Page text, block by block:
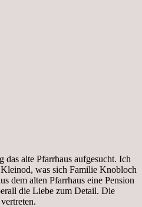
alte Pfarrhaus aufgesucht. Ich
was sich Familie Knobloch
dem alten Pfarrhaus eine Pension
die Liebe zum Detail. Die